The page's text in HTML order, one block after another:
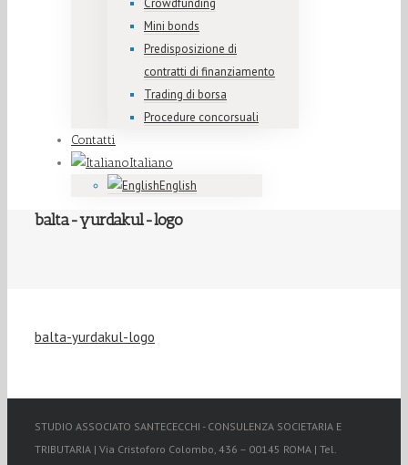
Crowdfunding
Mini bonds
Predisposizione di
contratti di finanziamento
Trading di borsa
Procedure concorsuali
Contatti
Italiano
English
balta-yurdakul-logo
balta-yurdakul-logo
STUDIO ASSOCIATO SANTECECCHI - CONSULENZA SOCIETARIA E
TRIBUTARIA | Via Cristoforo Colombo, 436 – 00145 ROMA | Tel.